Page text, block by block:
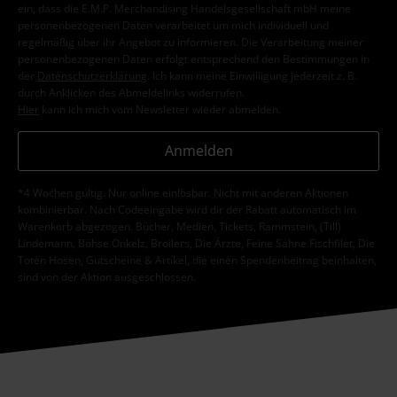
ein, dass die E.M.P. Merchandising Handelsgesellschaft mbH meine
personenbezogenen Daten verarbeitet um mich individuell und
regelmäßig über ihr Angebot zu informieren. Die Verarbeitung meiner
personenbezogenen Daten erfolgt entsprechend den Bestimmungen in
der
Datenschutzerklärung
. Ich kann meine Einwilligung jederzeit z. B.
durch Anklicken des Abmeldelinks widerrufen.
Hier kann ich mich vom Newsletter wieder abmelden.
Anmelden
*4 Wochen gültig. Nur online einlösbar. Nicht mit anderen Aktionen
kombinierbar. Nach Codeeingabe wird dir der Rabatt automatisch im
Warenkorb abgezogen. Bücher, Medien, Tickets, Rammstein, (Till)
Lindemann, Böhse Onkelz, Broilers, Die Ärzte, Feine Sahne Fischfilet, Die
Toten Hosen, Gutscheine & Artikel, die einen Spendenbeitrag beinhalten,
sind von der Aktion ausgeschlossen.